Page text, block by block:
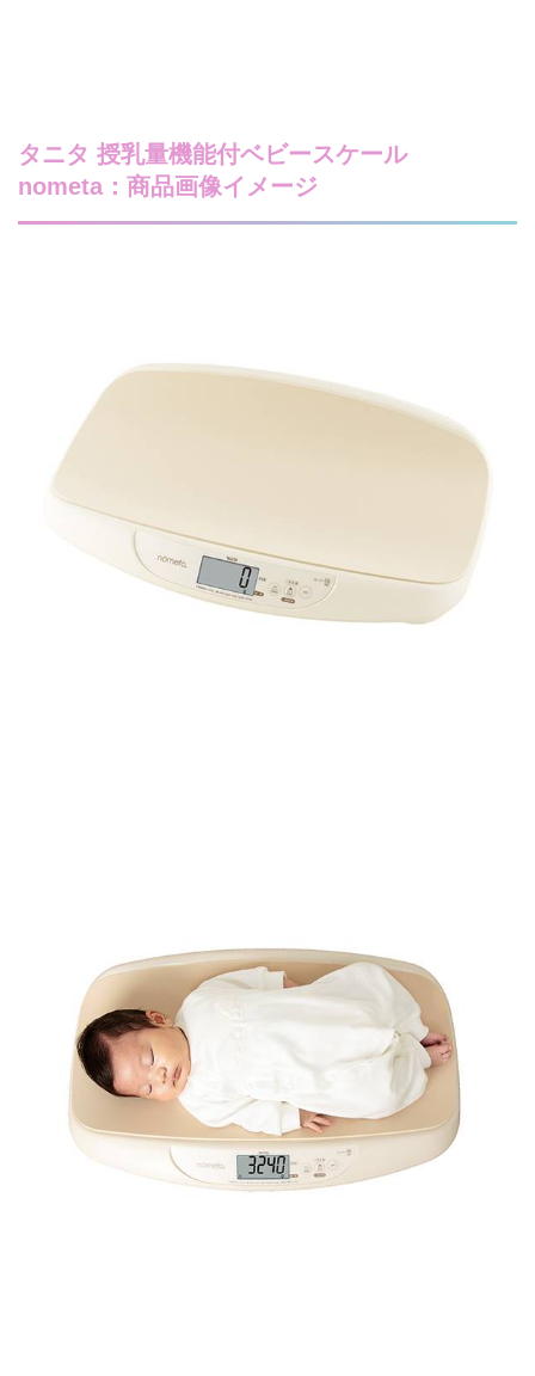
タニタ 授乳量機能付ベビースケール
nometa：商品画像イメージ